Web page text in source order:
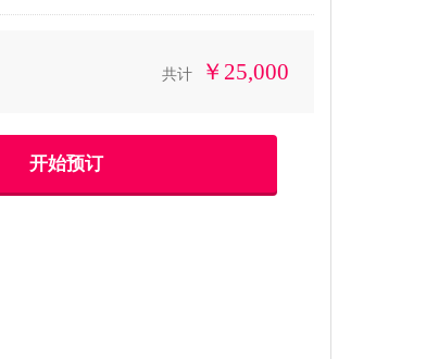
共计 ￥25,000